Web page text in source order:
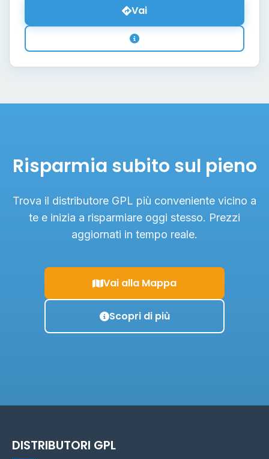
Vai
Risparmia subito sul pieno
Trova il distributore GPL più conveniente vicino a
te e inizia a risparmiare oggi stesso. Prezzi
aggiornati in tempo reale.
Vai alla Mappa
Scopri di più
DISTRIBUTORI GPL